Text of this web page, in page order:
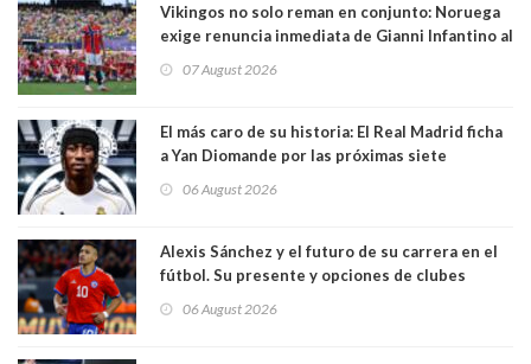
Vikingos no solo reman en conjunto: Noruega
exige renuncia inmediata de Gianni Infantino al
07 August 2026
El más caro de su historia: El Real Madrid ficha
a Yan Diomande por las próximas siete
06 August 2026
Alexis Sánchez y el futuro de su carrera en el
fútbol. Su presente y opciones de clubes
06 August 2026